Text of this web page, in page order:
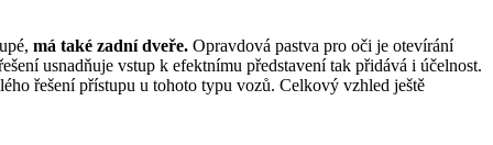
má také zadní dveře. Opravdová pastva pro oči je otevírání
usnadňuje vstup k efektnímu představení tak přidává i účelnost.
řešení přístupu u tohoto typu vozů. Celkový vzhled ještě